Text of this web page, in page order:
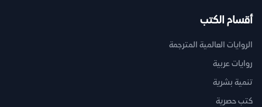
أقسام الكتب
الروايات العالمية المترجمة
روايات عربية
تنمية بشرية
كتب حصرية